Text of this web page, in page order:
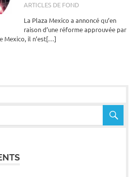
ARTICLES DE FOND
La Plaza Mexico a annoncé qu’en
raison d’une réforme approuvée par
Mexico, il n’est[…]